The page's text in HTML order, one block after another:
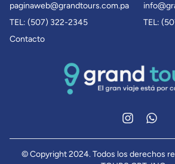
paginaweb@grandtours.com.pa
TEL: (507) 322-2345
Contacto
TEL:
© Copyright 2024. Todos los derechos